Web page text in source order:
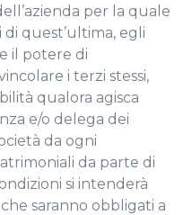
per la quale
quest’ultima, egli
il potere di
i terzi stessi,
qualora agisca
e/o delega dei
da ogni
da parte di
si intenderà
saranno obbligati a